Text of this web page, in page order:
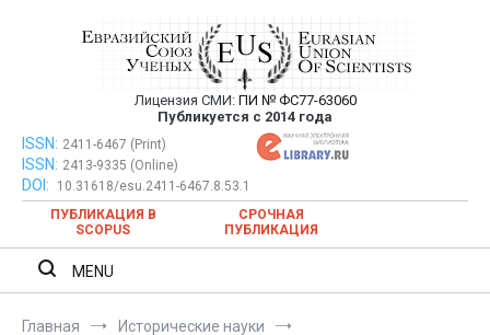
Евразийский Союз Ученых —
публикация научных статей в
ежемесячном научном журнале
Лицензия СМИ: ПИ № ФС77-63060
Публикуется с 2014 года
Евразийский Союз Ученых — публикация научных статей в
ежемесячном научном журнале
ISSN: 2411-6467 (Print)
ISSN: 2413-9335 (Online)
DOI:
10.31618/esu.2411-6467.8.53.1
ПУБЛИКАЦИЯ В
SCOPUS
СРОЧНАЯ
ПУБЛИКАЦИЯ
MENU
Главная
Исторические науки